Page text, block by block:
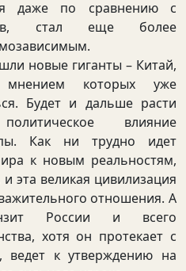
даже по сравнению с
стал еще более
новые гиганты – Китай,
которых уже
Будет и дальше расти
влияние
Как ни трудно идет
к новым реальностям,
эта великая цивилизация
отношения. А
России и всего
хотя он протекает с
ведет к утверждению на